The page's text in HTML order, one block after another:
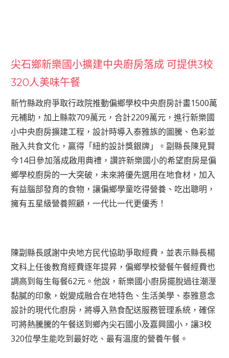
尖石鄉新樂國小擴建中央廚房落成 可提供3校
320人美味午餐
新竹縣政府爭取行政院推動偏鄉學校中央廚房計畫1500萬
元補助，加上縣款709萬元，合計2209萬元，進行新樂國
小中央廚房擴建工程，設計時導入泰雅族的圖騰、色彩並
融入共食文化，贏得「紐約設計獎銀牌」。副縣長陳見賢
今14日參加落成啟用典禮，讚許新樂國小的希望廚房是偏
鄉學校廚房的一大突破，未來將優先選用在地食材，加入
有益腦部發育的食物，讓偏鄉學童吃得營養、吃出聰明，
擁有五星級營養照顧，一代比一代更優秀！
陳副縣長感謝中央地方民代協助爭取經費，並表示縣長楊
文科上任後教育經費逐年提昇，偏鄉學校營餐午餐經費也
調高到每生每餐62元。他說，新樂國小廚房擺脫過往潮溼
黏膩的印象，蛻變成融合在地特色、生活美學、泰雅意念
設計的現代化廚房，將導入熟食配送服務管理系統，確保
可將熱騰騰的午餐送到鄉內尖石國小及嘉興國小，讓3校
320位學生能吃到最好吃、最有溫度的營養午餐。